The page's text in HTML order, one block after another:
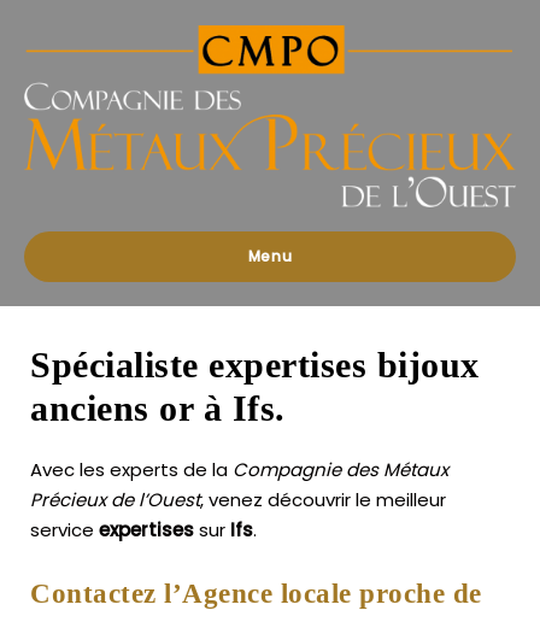
des
Précieux
l'Ouest
Menu
Spécialiste expertises bijoux
anciens or à Ifs.
Avec les experts de la Compagnie des Métaux
Précieux de l’Ouest, venez découvrir le meilleur
service expertisessur Ifs.
Contactez l’Agence locale proche de